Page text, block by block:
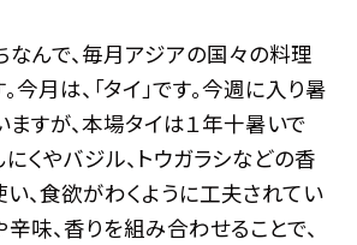
んで、毎月アジアの国々の料理
今月は、「タイ」です。今週に入り暑
すが、本場タイは１年十暑いで
にくやバジル、トウガラシなどの香
、食欲がわくように工夫されてい
辛味、香りを組み合わせることで、